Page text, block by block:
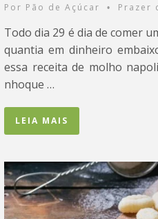
Por Pão de Açúcar • Prazer
Todo dia 29 é dia de comer
quantia em dinheiro
essa receita de molho
nhoque …
LEIA MAIS